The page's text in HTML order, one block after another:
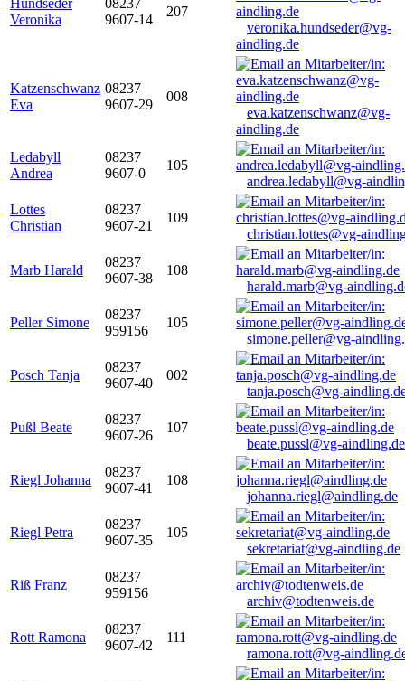
Hundseder
Veronika
08237
9607-14
207
veronika.hundseder@vg-
aindling.de
Katzenschwanz
Eva
08237
9607-29
008
eva.katzenschwanz@vg-
aindling.de
Ledabyll
Andrea
08237
9607-0
105
andrea.ledabyll@vg-
Lottes
Christian
08237
9607-21
109
christian.lottes@vg-
Marb Harald
08237
9607-38
108
harald.marb@vg-
Peller Simone
08237
959156
105
simone.peller@vg-
Posch Tanja
08237
9607-40
002
tanja.posch@vg-
Pußl Beate
08237
9607-26
107
beate.pussl@vg-aindling.de
Riegl Johanna
08237
9607-41
108
johanna.riegl@aindling.de
Riegl Petra
08237
9607-35
105
sekretariat@vg-aindling.de
Riß Franz
08237
959156
archiv@todtenweis.de
Rott Ramona
08237
9607-42
111
ramona.rott@vg-